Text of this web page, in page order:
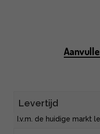
Levertijd
I.v.m. de huidige markt